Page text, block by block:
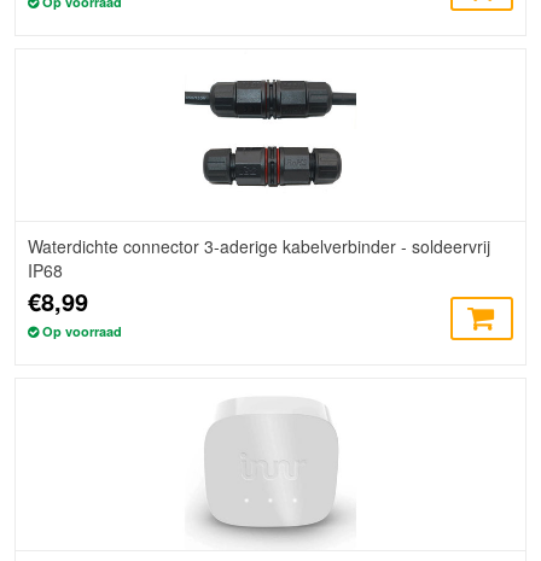
Waterdichte connector 3-aderige kabelverbinder - soldeervrij
IP68
€8,99
Op voorraad